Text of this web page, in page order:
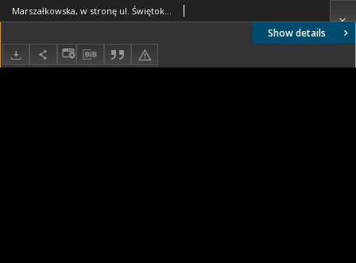
Show details
Marszałkowska, w stronę ul. Świętokrzyskiej